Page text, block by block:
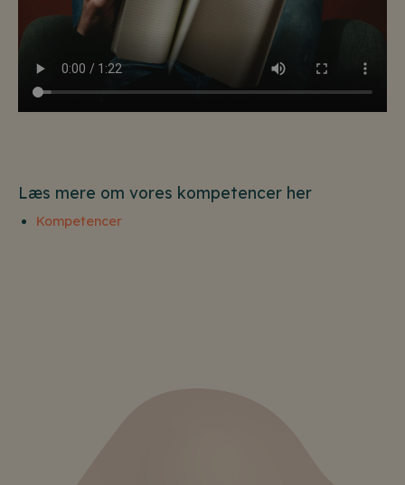
Læs mere om vores kompetencer her
Kompetencer